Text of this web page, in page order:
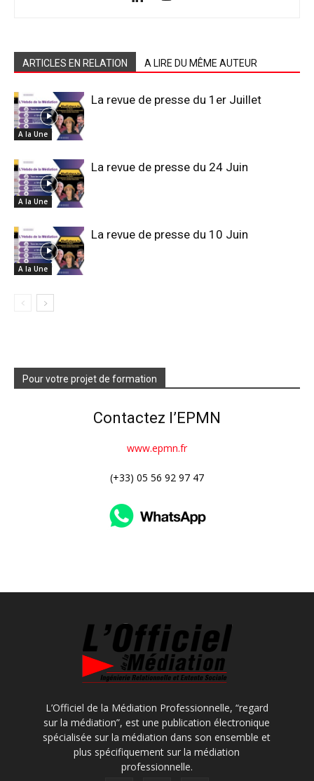
ARTICLES EN RELATION A LIRE DU MÊME AUTEUR
A la Une
La revue de presse du 1er Juillet
A la Une
La revue de presse du 24 Juin
A la Une
La revue de presse du 10 Juin
Pour votre projet de formation
Contactez l’EPMN
www.epmn.fr
(+33) 05 56 92 97 47
L’Officiel de la Médiation Professionnelle, “regard
sur la médiation”, est une publication électronique
spécialisée sur la médiation dans son ensemble et
plus spécifiquement sur la médiation
professionnelle.